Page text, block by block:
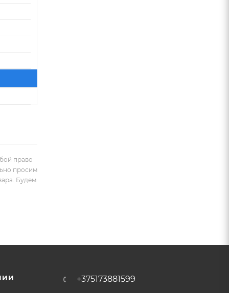
право
просим
Будем
+375173881599